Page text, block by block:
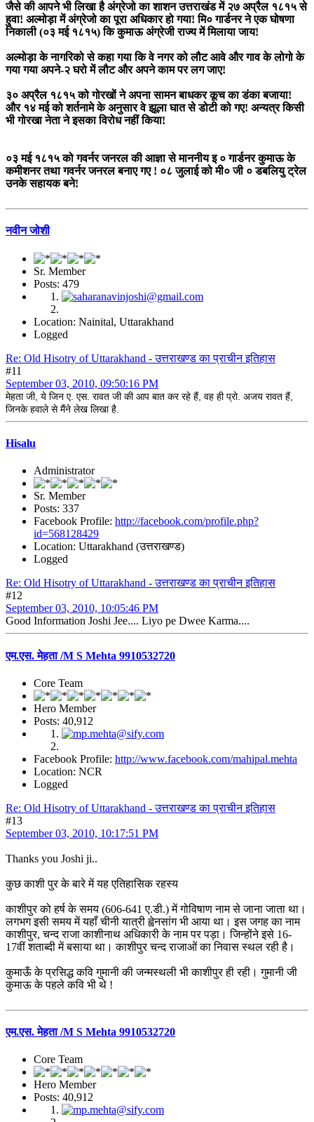
जैसे की आपने भी लिखा है अंग्रेजो का शाशन उत्तराखंड में २७ अप्रैल १८१५ से
हुवा! अल्मोड़ा में अंग्रेजो का पूरा अधिकार हो गया! मि० गार्डनर ने एक घोषणा
निकाली (०३ मई १८१५) कि कुमाऊ अंग्रेजी राज्य में मिलाया जाय!
अल्मोड़ा के नागरिको से कहा गया कि वे नगर को लौट आवे और गाव के लोगो के
गया गया अपने-२ घरो में लौट और अपने काम पर लग जाए!
३० अप्रैल १८१५ को गोरखों ने अपना सामन बाधकर कूच का डंका बजाया!
और १४ मई को शर्तनामे के अनुसार वे झूला घात से डोटी को गए! अन्यत्र किसी
भी गोरखा नेता ने इसका विरोध नहीं किया!
०३ मई १८१५ को गवर्नर जनरल की आज्ञा से माननीय इ ० गार्डनर कुमाऊ के
कमीशनर तथा गवर्नर जनरल बनाए गए ! ०८ जुलाई को मी० जी ० डबलियु ट्रेल
उनके सहायक बने!
नवीन जोशी
Sr. Member
Posts: 479
Location: Nainital, Uttarakhand
Logged
Re: Old Hisotry of Uttarakhand - उत्तराखण्ड का प्राचीन इतिहास
#11
September 03, 2010, 09:50:16 PM
मेहता जी, ये जिन ए. एस. रावत जी की आप बात कर रहे हैं, वह ही प्रो. अजय रावत हैं,
जिनके हवाले से मैंने लेख लिखा है.
Hisalu
Administrator
Sr. Member
Posts: 337
Facebook Profile: http://facebook.com/profile.php?
id=568128429
Location: Uttarakhand (उत्तराखण्ड)
Logged
Re: Old Hisotry of Uttarakhand - उत्तराखण्ड का प्राचीन इतिहास
#12
September 03, 2010, 10:05:46 PM
Good Information Joshi Jee.... Liyo pe Dwee Karma....
एम.एस. मेहता /M S Mehta 9910532720
Core Team
Hero Member
Posts: 40,912
Facebook Profile: http://www.facebook.com/mahipal.mehta
Location: NCR
Logged
Re: Old Hisotry of Uttarakhand - उत्तराखण्ड का प्राचीन इतिहास
#13
September 03, 2010, 10:17:51 PM
Thanks you Joshi ji..
कुछ काशी पुर के बारे में यह एतिहासिक रहस्य
काशीपुर को हर्ष के समय (606-641 ए.डी.) में गोविषाण नाम से जाना जाता था।
लगभग इसी समय में यहाँ चीनी यात्री ह्वेनसांग भी आया था। इस जगह का नाम
काशीपुर, चन्द राजा काशीनाथ अधिकारी के नाम पर पड़ा। जिन्होंने इसे 16-
17वीं शताब्दी में बसाया था। काशीपुर चन्द राजाओं का निवास स्थल रही है।
कुमाऊँ के प्रसिद्ध कवि गुमानी की जन्मस्थली भी काशीपुर ही रही। गुमानी जी
कुमाऊ के पहले कवि भी थे !
एम.एस. मेहता /M S Mehta 9910532720
Core Team
Hero Member
Posts: 40,912